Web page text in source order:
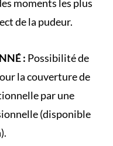
moments les plus
de la pudeur.
: Possibilité de
la couverture de
par une
(disponible